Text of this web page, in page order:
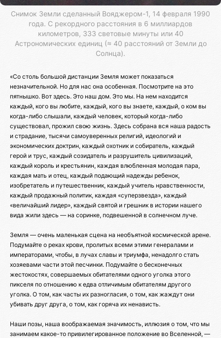
Снимок Земли сделанный Вояджером-1, 14 февраля 1990
года. С рекордного расстояния в 6 миллиардов
километров, 333 световые минуты или 40
Астрономических единиц (≈ 40 расстояний от Земли до
Солнца).
«Со столь большой дистанции Земля может показаться
незначительной. Но для нас она особенная. Посмотрите на это
пятнышко. Вот здесь. Это наш дом. Это мы. На нем находится
каждый, кого вы любите, каждый, кого вы знаете, каждый, о ком вы
когда-либо слышали, каждый человек, который когда-либо
существовал, прожил свою жизнь. Здесь собрана вся наша радость
и страдание, тысячи самоуверенных религий, идеологий и
экономических доктрин, каждый охотник и собиратель, каждый
герой и трус, каждый созидатель и разрушитель цивилизаций,
каждый король и крестьянин, каждая влюбленная молодая пара,
каждая мать и отец, каждый подающий надежды ребенок,
изобретатель и путешественник, каждый учитель нравственности,
каждый продажный политик, каждая «суперзвезда», каждый
«величайший лидер», каждый святой и грешник в истории нашего
вида жили здесь — на соринке, подвешенной в солнечном луче.
Земля — очень маленькая сцена на необъятной космической арене.
Подумайте о реках крови, пролитых всеми этими генералами и
императорами, чтобы, в лучах славы и триумфа, ненадолго стать
хозяевами части этой песчинки. Подумайте о бесконечных
жестокостях, совершаемых обитателями одного уголка этого
пикселя по отношению к едва отличимым обитателям другого
уголка. О том, как часты их разногласия, о том, как жаждут они
убивать друг друга, о том, как горяча их ненависть.
Наши позы, наша воображаемая значимость, иллюзия о том, что мы
занимаем какое-то привилегированное положение во Вселенной, —